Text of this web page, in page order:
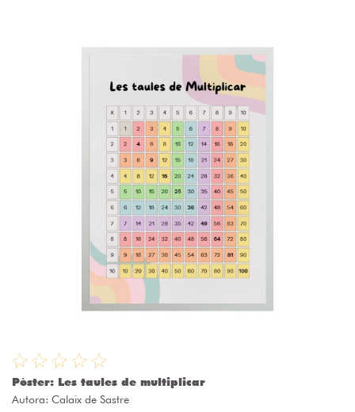
Pòster: Les taules de multiplicar
Autora: Calaix de Sastre